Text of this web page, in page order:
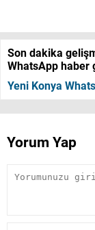
Son dakika
WhatsApp haber
Yeni Konya
Yorum Yap